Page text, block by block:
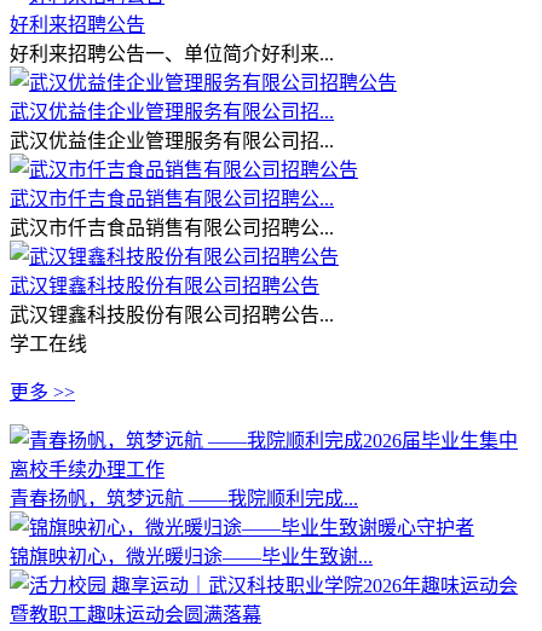
好利来招聘公告
好利来招聘公告一、单位简介好利来...
武汉优益佳企业管理服务有限公司招...
武汉优益佳企业管理服务有限公司招...
武汉市仟吉食品销售有限公司招聘公...
武汉市仟吉食品销售有限公司招聘公...
武汉锂鑫科技股份有限公司招聘公告
武汉锂鑫科技股份有限公司招聘公告...
学工在线
更多 >>
青春扬帆，筑梦远航 ——我院顺利完成...
锦旗映初心，微光暖归途——毕业生致谢...